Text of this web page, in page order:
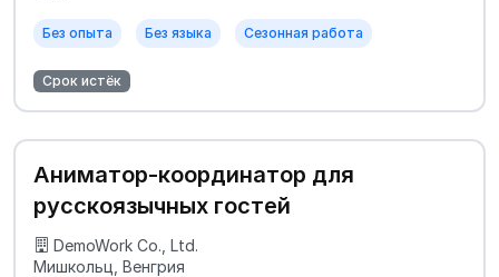
Без опыта Без языка Сезонная работа
Срок истёк
Аниматор‑координатор для
русскоязычных гостей
DemoWork Co., Ltd.
Мишкольц, Венгрия